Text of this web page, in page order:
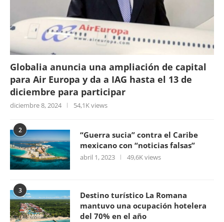
Globalia anuncia una ampliación de capital
para Air Europa y da a IAG hasta el 13 de
diciembre para participar
diciembre 8, 2024 54,1K views
2
“Guerra sucia” contra el Caribe
mexicano con “noticias falsas”
abril 1, 2023 49,6K views
3
Destino turístico La Romana
mantuvo una ocupación hotelera
del 70% en el año